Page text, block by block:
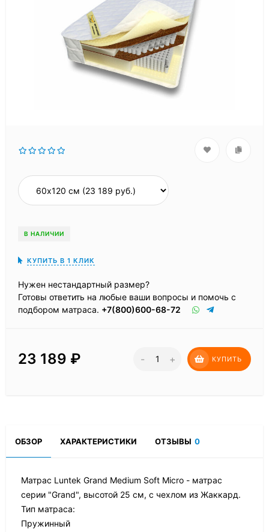
В НАЛИЧИИ
КУПИТЬ В 1 КЛИК
Нужен нестандартный размер?
Готовы ответить на любые ваши вопросы и помочь с
подбором матраса. +7(800)600-68-72
23 189 ₽ - + КУПИТЬ
ОБЗОР ХАРАКТЕРИСТИКИ ОТЗЫВЫ 0
Матрас Luntek Grand Medium Soft Micro - матрас
серии "Grand", высотой 25 см, с чехлом из Жаккард.
Тип матраса:
Пружинный